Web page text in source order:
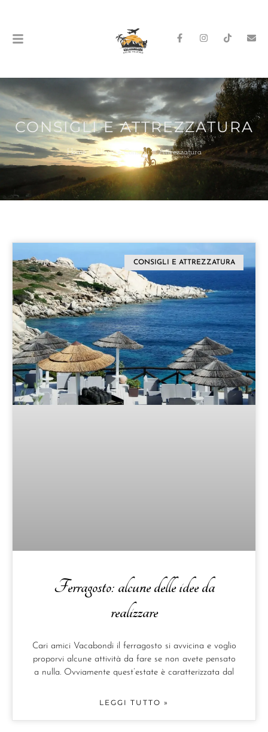
CONSIGLI E ATTREZZATURA
Home» News»Consigli e Attrezzatura
CONSIGLI E ATTREZZATURA
Ferragosto: alcune delle idee da
realizzare
Cari amici Vacabondi il ferragosto si avvicina e voglio
proporvi alcune attività da fare se non avete pensato
a nulla. Ovviamente quest’estate è caratterizzata dal
LEGGI TUTTO »